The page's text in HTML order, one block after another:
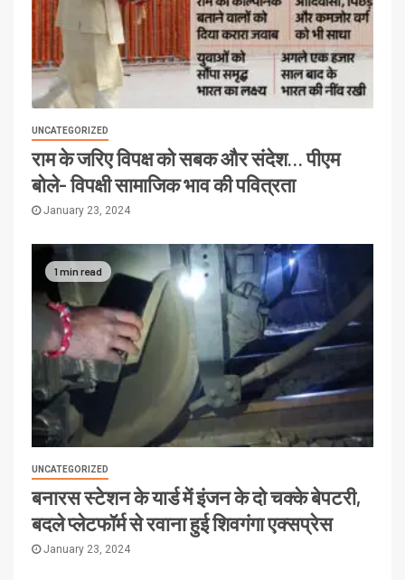
UNCATEGORIZED
राम के जरिए विपक्ष को सबक और संदेश… पीएम
बोले- विपक्षी सामाजिक भाव की पवित्रता
January 23, 2024
1 min read
UNCATEGORIZED
बनारस स्टेशन के यार्ड में इंजन के दो चक्के बेपटरी,
बदले प्लेटफॉर्म से रवाना हुई शिवगंगा एक्सप्रेस
January 23, 2024